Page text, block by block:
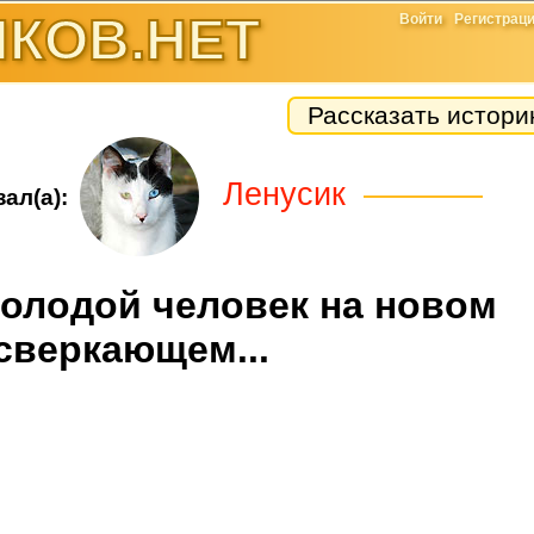
Войти
Рассказать
Ленусик
человек на новом